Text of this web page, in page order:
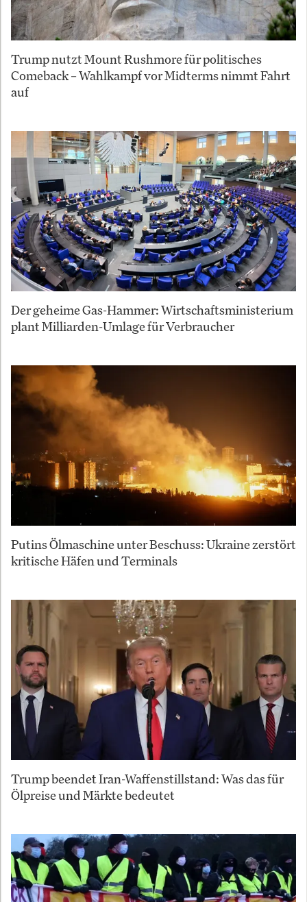
Trump nutzt Mount Rushmore für politisches
Comeback – Wahlkampf vor Midterms nimmt Fahrt
auf
Der geheime Gas-Hammer: Wirtschaftsministerium
plant Milliarden-Umlage für Verbraucher
Putins Ölmaschine unter Beschuss: Ukraine zerstört
kritische Häfen und Terminals
Trump beendet Iran-Waffenstillstand: Was das für
Ölpreise und Märkte bedeutet